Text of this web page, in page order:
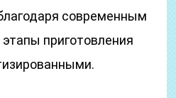
современным
приготовления